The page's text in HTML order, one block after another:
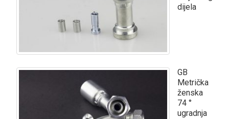
dijela
GB
Metrička
ženska
74 °
ugradnja